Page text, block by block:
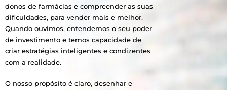
donos de farmácias e compreender as suas
dificuldades, para vender mais e melhor.
Quando ouvimos, entendemos o seu poder
de investimento e temos capacidade de
criar estratégias inteligentes e condizentes
com a realidade.
O nosso propósito é claro, desenhar e